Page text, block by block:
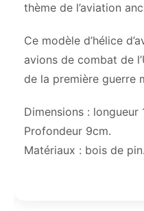
thème de l’aviation
Ce modèle d’hélice
avions de combat de
de la première guerre
Dimensions : longueur
Profondeur 9cm.
Matériaux : bois de pin.